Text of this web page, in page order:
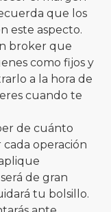
que los
este aspecto.
broker que
como fijos y
a la hora de
cuando te
de cuánto
cada operación
de gran
tu bolsillo.